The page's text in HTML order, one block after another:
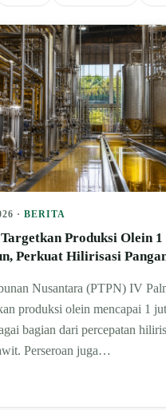
· BERITA
Produksi Olein 1
Perkuat Hilirisasi
Nusantara (PTPN) IV
produksi olein mencapai 1
bagian dari percepatan
Perseroan juga…